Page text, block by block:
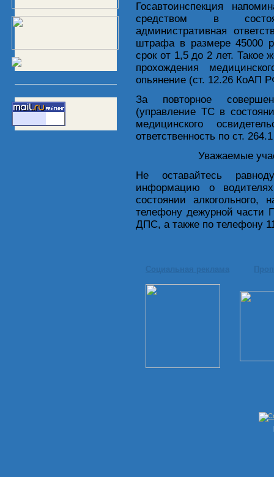
Госавтоинспекция
средством в
административная
штрафа в размере 45000
срок от 1,5 до 2 лет. Такое
прохождения
опьянение (ст. 12.26 КоАП
За повторное
(управление ТС в
медицинского
ответственность по ст.
Уважаемые
Не оставайтесь
информацию о
состоянии алкогольного,
телефону дежурной
ДПС, а также по телефону